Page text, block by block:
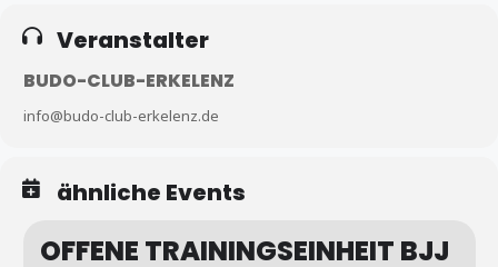
Teilnahme ab 10 Jahre
Für Mitglieder kostenfrei, Nichtmitglieder: Kinder & Jugendliche 5,-€,
Erwachsene: 10,-€
Veranstalter
BUDO-CLUB-ERKELENZ
info@budo-club-erkelenz.de
ähnliche Events
OFFENE TRAININGSEINHEIT BJJ